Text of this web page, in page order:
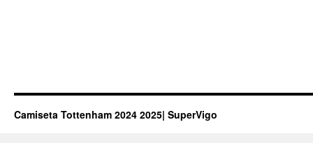
Camiseta Tottenham 2024 2025| SuperVigo